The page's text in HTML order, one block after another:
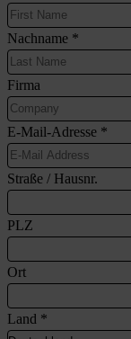
Nachname *
Firma
E-Mail-Adresse *
Straße / Hausnr.
PLZ
Ort
Land *